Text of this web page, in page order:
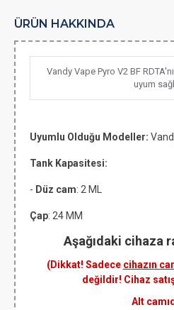
ÜRÜN HAKKINDA
Vandy Vape Pyro V2 BF
uyum
Uyumlu Olduğu Modeller:
Tank Kapasitesi:
- Düz cam: 2 ML
Çap: 24 MM
Aşağıdaki cihaza
(Dikkat! Sadece cihazın
değildir! Cihaz
Alt